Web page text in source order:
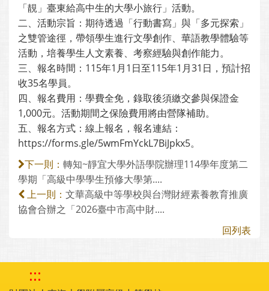
「靚」臺東給高中生的大學小旅行」活動。
二、活動宗旨：期待透過「行動書寫」與「多元探索」
之雙管途徑，帶領學生進行文學創作、華語教學體驗等
活動，培養學生人文素養、考察經驗與創作能力。
三、報名時間：115年1月1日至115年1月31日，預計招
收35名學員。
四、報名費用：學費全免，錄取後須繳交參與保證金
1,000元。活動期間之保險費用將由營隊補助。
五、報名方式：線上報名，報名連結：
https://forms.gle/5wmFmYckL7BiJpkx5。
下一則： 轉知~靜宜大學外語學院辦理114學年度第二
學期「高級中學學生預修大學第....
上一則： 文華高級中等學校與台灣財經素養教育推廣
協會合辦之「2026臺中市高中財....
回列表
:::